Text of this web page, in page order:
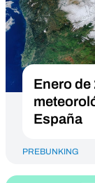
Enero
España
PREBUNKING